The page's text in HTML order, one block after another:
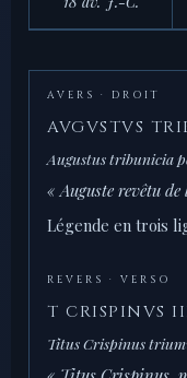
AVERS · DROIT
AVGVSTVS
Augustus tribunicia
« Auguste revêtu
Légende en trois
REVERS · VERSO
T CRISPINVS
Titus Crispinus